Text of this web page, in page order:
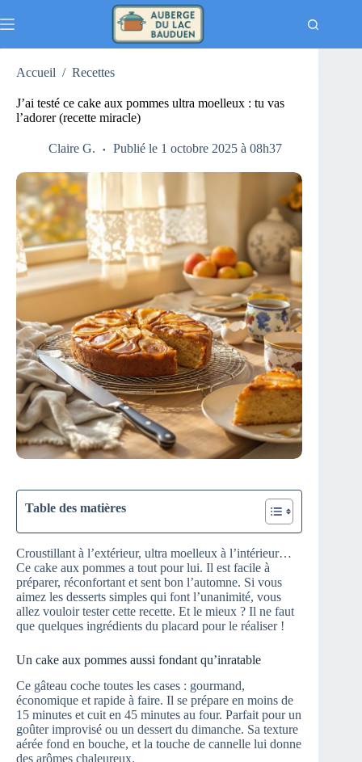
au
Accueil / Recettes
J’ai testé ce cake aux pommes ultra moelleux : tu vas
l’adorer (recette miracle)
Claire G. Publié le 1 octobre 2025 à 08h37
Table des matières
Croustillant à l’extérieur, ultra moelleux à l’intérieur…
Ce cake aux pommes a tout pour lui. Il est facile à
préparer, réconfortant et sent bon l’automne. Si vous
aimez les desserts simples qui font l’unanimité, vous
allez vouloir tester cette recette. Et le mieux ? Il ne faut
que quelques ingrédients du placard pour le réaliser !
Un cake aux pommes aussi fondant qu’inratable
Ce gâteau coche toutes les cases : gourmand,
économique et rapide à faire. Il se prépare en moins de
15 minutes et cuit en 45 minutes au four. Parfait pour un
goûter improvisé ou un dessert du dimanche. Sa texture
aérée fond en bouche, et la touche de cannelle lui donne
des arômes chaleureux.